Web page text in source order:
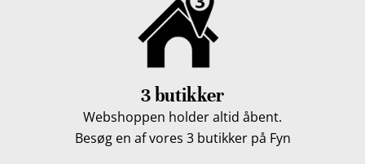
3 butikker
Webshoppen holder altid åbent.
Besøg en af vores 3 butikker på Fyn